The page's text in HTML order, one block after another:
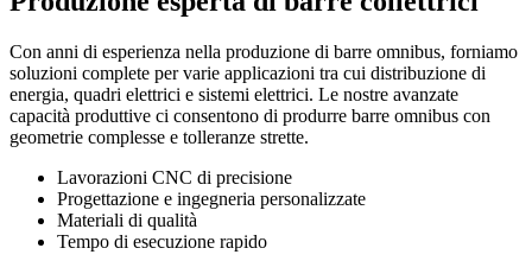
Con anni di esperienza nella produzione di barre omnibus, forniamo
soluzioni complete per varie applicazioni tra cui distribuzione di
energia, quadri elettrici e sistemi elettrici. Le nostre avanzate
capacità produttive ci consentono di produrre barre omnibus con
geometrie complesse e tolleranze strette.
Lavorazioni CNC di precisione
Progettazione e ingegneria personalizzate
Materiali di qualità
Tempo di esecuzione rapido